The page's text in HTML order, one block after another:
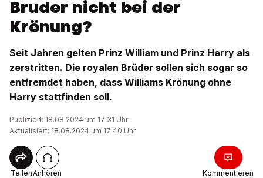
Bruder nicht bei der
Krönung?
Seit Jahren gelten Prinz William und Prinz Harry als
zerstritten. Die royalen Brüder sollen sich sogar so
entfremdet haben, dass Williams Krönung ohne
Harry stattfinden soll.
Publiziert: 18.08.2024 um 17:31 Uhr
Aktualisiert: 18.08.2024 um 17:40 Uhr
TeilenAnhören Kommentieren